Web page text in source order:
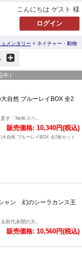
こんにちは ゲスト 様
ュメンタリー > ネイチャー・動物
中）
自然 ブルーレイBOX 全2
す「NHKスペ..
販売価格: 10,340円(税込)
自然 ブルーレイBOX 全2枚セット
ャン 幻のシーラカンス王
前代未聞の大..
販売価格: 10,560円(税込)